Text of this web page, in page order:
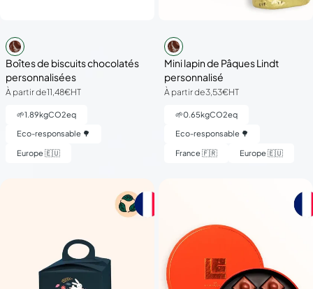
Boîtes de biscuits chocolatés
personnalisées
À partir de11,48€HT
🌱1.89kgCO2eq
Eco-responsable 🌳
Europe 🇪🇺
Mini lapin de Pâques Lindt
personnalisé
À partir de3,53€HT
🌱0.65kgCO2eq
Eco-responsable 🌳
France 🇫🇷 Europe 🇪🇺